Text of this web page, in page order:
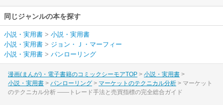
同じジャンルの本を探す
小説・実用書 > 小説・実用書
小説・実用書 > ジョン・Ｊ・マーフィー
小説・実用書 > パンローリング
漫画(まんが)・電子書籍のコミックシーモアTOP
小説・実用書
小説・実用書
パンローリング マーケットのテクニカル分析
マーケット
のテクニカル分析 ――トレード手法と売買指標の完全総合ガイド